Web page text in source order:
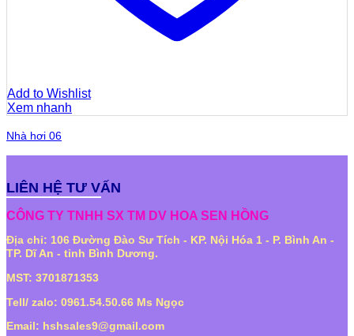
Add to Wishlist
Xem nhanh
Nhà hơi 06
LIÊN HỆ TƯ VẤN
CÔNG TY TNHH SX TM DV HOA SEN HỒNG
Địa chỉ: 106 Đường Đào Sư Tích - KP. Nội Hóa 1 - P. Bình An -
TP. Dĩ An - tỉnh Bình Dương.
MST: 3701871353
Tell/ zalo: 0961.54.50.66 Ms Ngọc
Email: hshsales9@gmail.com